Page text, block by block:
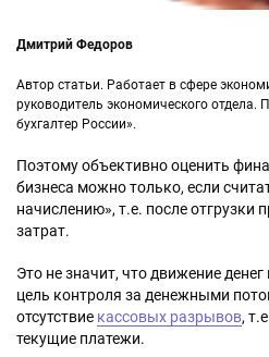
Дмитрий Федоров
Автор статьи. Работает в сфере
руководитель экономического отдела.
бухгалтер России».
Поэтому объективно оценить
бизнеса можно только, если
начислению», т.е. после отгрузки
затрат.
Это не значит, что движение
цель контроля за денежными
отсутствие кассовых разрывов,
текущие платежи.